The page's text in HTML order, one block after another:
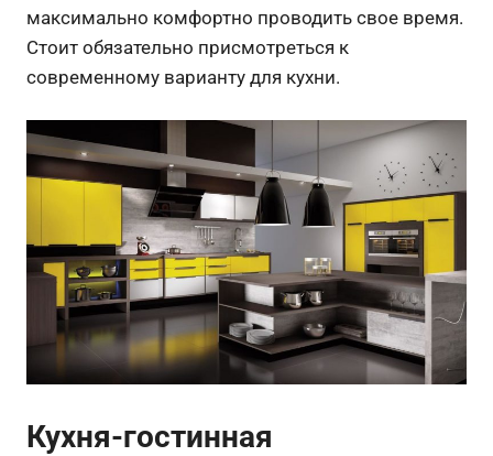
максимально комфортно проводить свое время.
Стоит обязательно присмотреться к
современному варианту для кухни.
Кухня-гостинная